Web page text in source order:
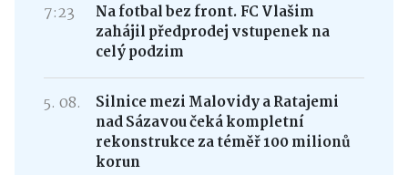
7:23
Na fotbal bez front. FC Vlašim
zahájil předprodej vstupenek na
celý podzim
5. 08.
Silnice mezi Malovidy a Ratajemi
nad Sázavou čeká kompletní
rekonstrukce za téměř 100 milionů
korun